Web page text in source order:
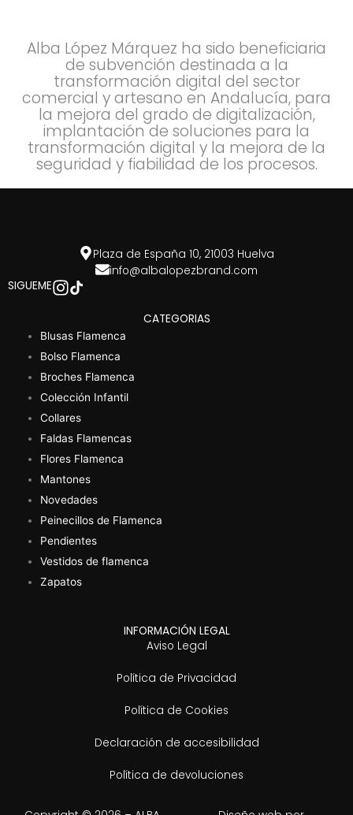
Alba López Márquez ha sido beneficiaria
de subvención destinada a la
transformación digital del sector
comercial y artesano en Andalucía, para
la mejora del grado de digitalización,
implantación de soluciones para la
transformación digital y la mejora de la
seguridad y fiabilidad de los procesos.
Plaza de España 10, 21003 Huelva
info@albalopezbrand.com
SIGUEME
CATEGORIAS
Blusas Flamenca
Bolso Flamenca
Broches Flamenca
Colección Infantil
Collares
Faldas Flamencas
Flores Flamenca
Mantones
Novedades
Peinecillos de Flamenca
Pendientes
Vestidos de flamenca
Zapatos
INFORMACIÓN LEGAL
Aviso Legal
Política de Privacidad
Política de Cookies
Declaración de accesibilidad
Política de devoluciones